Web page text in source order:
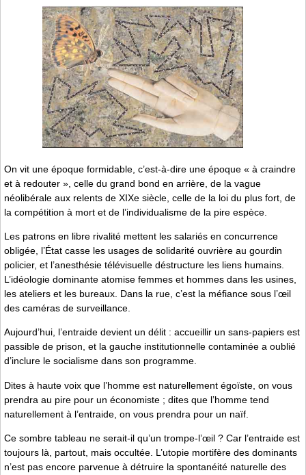
On vit une époque formidable, c’est-à-dire une époque « à craindre
et à redouter », celle du grand bond en arrière, de la vague
néolibérale aux relents de XIXe siècle, celle de la loi du plus fort, de
la compétition à mort et de l’individualisme de la pire espèce.
Les patrons en libre rivalité mettent les salariés en concurrence
obligée, l’État casse les usages de solidarité ouvrière au gourdin
policier, et l’anesthésie télévisuelle déstructure les liens humains.
L’idéologie dominante atomise femmes et hommes dans les usines,
les ateliers et les bureaux. Dans la rue, c’est la méfiance sous l’œil
des caméras de surveillance.
Aujourd’hui, l’entraide devient un délit : accueillir un sans-papiers est
passible de prison, et la gauche institutionnelle contaminée a oublié
d’inclure le socialisme dans son programme.
Dites à haute voix que l’homme est naturellement égoïste, on vous
prendra au pire pour un économiste ; dites que l’homme tend
naturellement à l’entraide, on vous prendra pour un naïf.
Ce sombre tableau ne serait-il qu’un trompe-l’œil ? Car l’entraide est
toujours là, partout, mais occultée. L’utopie mortifère des dominants
n’est pas encore parvenue à détruire la spontanéité naturelle des